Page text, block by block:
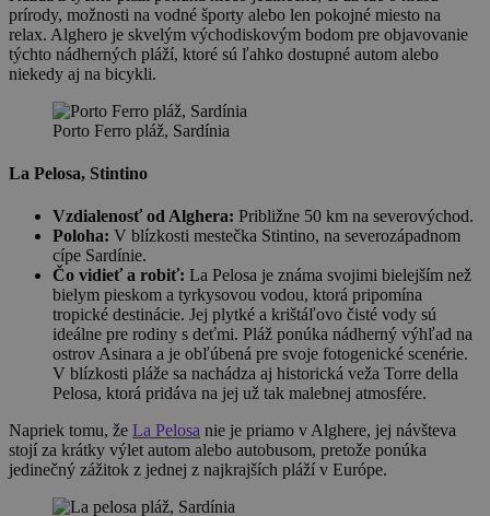
prírody, možnosti na vodné športy alebo len pokojné miesto na
relax. Alghero je skvelým východiskovým bodom pre objavovanie
týchto nádherných pláží, ktoré sú ľahko dostupné autom alebo
niekedy aj na bicykli.
Porto Ferro pláž, Sardínia
La Pelosa, Stintino
Vzdialenosť od Alghera: Približne 50 km na severovýchod.
Poloha: V blízkosti mestečka Stintino, na severozápadnom
cípe Sardínie.
Čo vidieť a robiť: La Pelosa je známa svojimi bielejším než
bielym pieskom a tyrkysovou vodou, ktorá pripomína
tropické destinácie. Jej plytké a krištáľovo čisté vody sú
ideálne pre rodiny s deťmi. Pláž ponúka nádherný výhľad na
ostrov Asinara a je obľúbená pre svoje fotogenické scenérie.
V blízkosti pláže sa nachádza aj historická veža Torre della
Pelosa, ktorá pridáva na jej už tak malebnej atmosfére.
Napriek tomu, že La Pelosa nie je priamo v Alghere, jej návšteva
stojí za krátky výlet autom alebo autobusom, pretože ponúka
jedinečný zážitok z jednej z najkrajších pláží v Európe.